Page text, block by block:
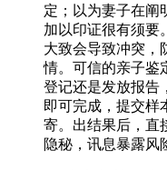
定；以为妻子在阐
加以印证很有须要
大致会导致冲突，
情。可信的亲子鉴
登记还是发放报告
即可完成，提交样
寄。出结果后，直
隐秘，讯息暴露风